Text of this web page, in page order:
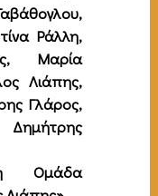
Ράλλη,
Μαρία
Λιάπης,
Γλάρος,
Ομάδα